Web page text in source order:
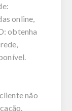
online,
obtenha
não